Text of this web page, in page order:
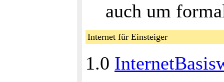
auch um
Internet für Einsteiger
1.0